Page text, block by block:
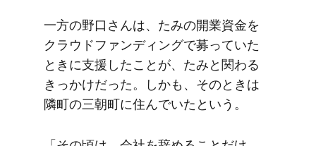
一方の​野口さんは、​たみの​開業資金を​
クラウドファンディングで​募っていた​
ときに​支援したことが、​たみと​関わる​
きっかけだった。​しかも、​その​ときは​
隣町の​三朝町に​住んでいたと​いう。